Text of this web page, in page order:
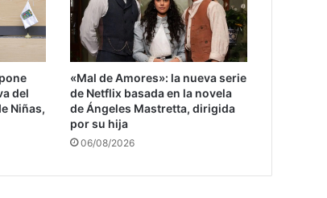
del
Niñas,
«Mal de Amores»: la nueva serie
de Netflix basada en la novela
de Ángeles Mastretta, dirigida
por su hija
06/08/2026